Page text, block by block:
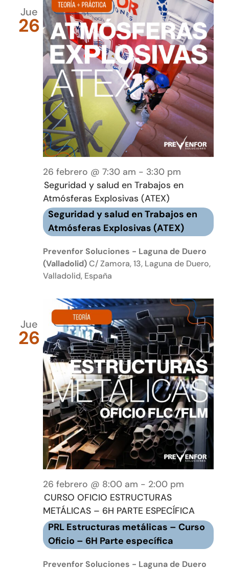
Jue
26
26 febrero @ 7:30 am - 3:30 pm
Seguridad y salud en Trabajos en
Atmósferas Explosivas (ATEX)
Seguridad y salud en Trabajos en
Atmósferas Explosivas (ATEX)
Prevenfor Soluciones - Laguna de Duero
(Valladolid)C/ Zamora, 13, Laguna de Duero,
Valladolid, España
Jue
26
26 febrero @ 8:00 am - 2:00 pm
CURSO OFICIO ESTRUCTURAS
METÁLICAS – 6H PARTE ESPECÍFICA
PRL Estructuras metálicas – Curso
Oficio – 6H Parte específica
Prevenfor Soluciones - Laguna de Duero